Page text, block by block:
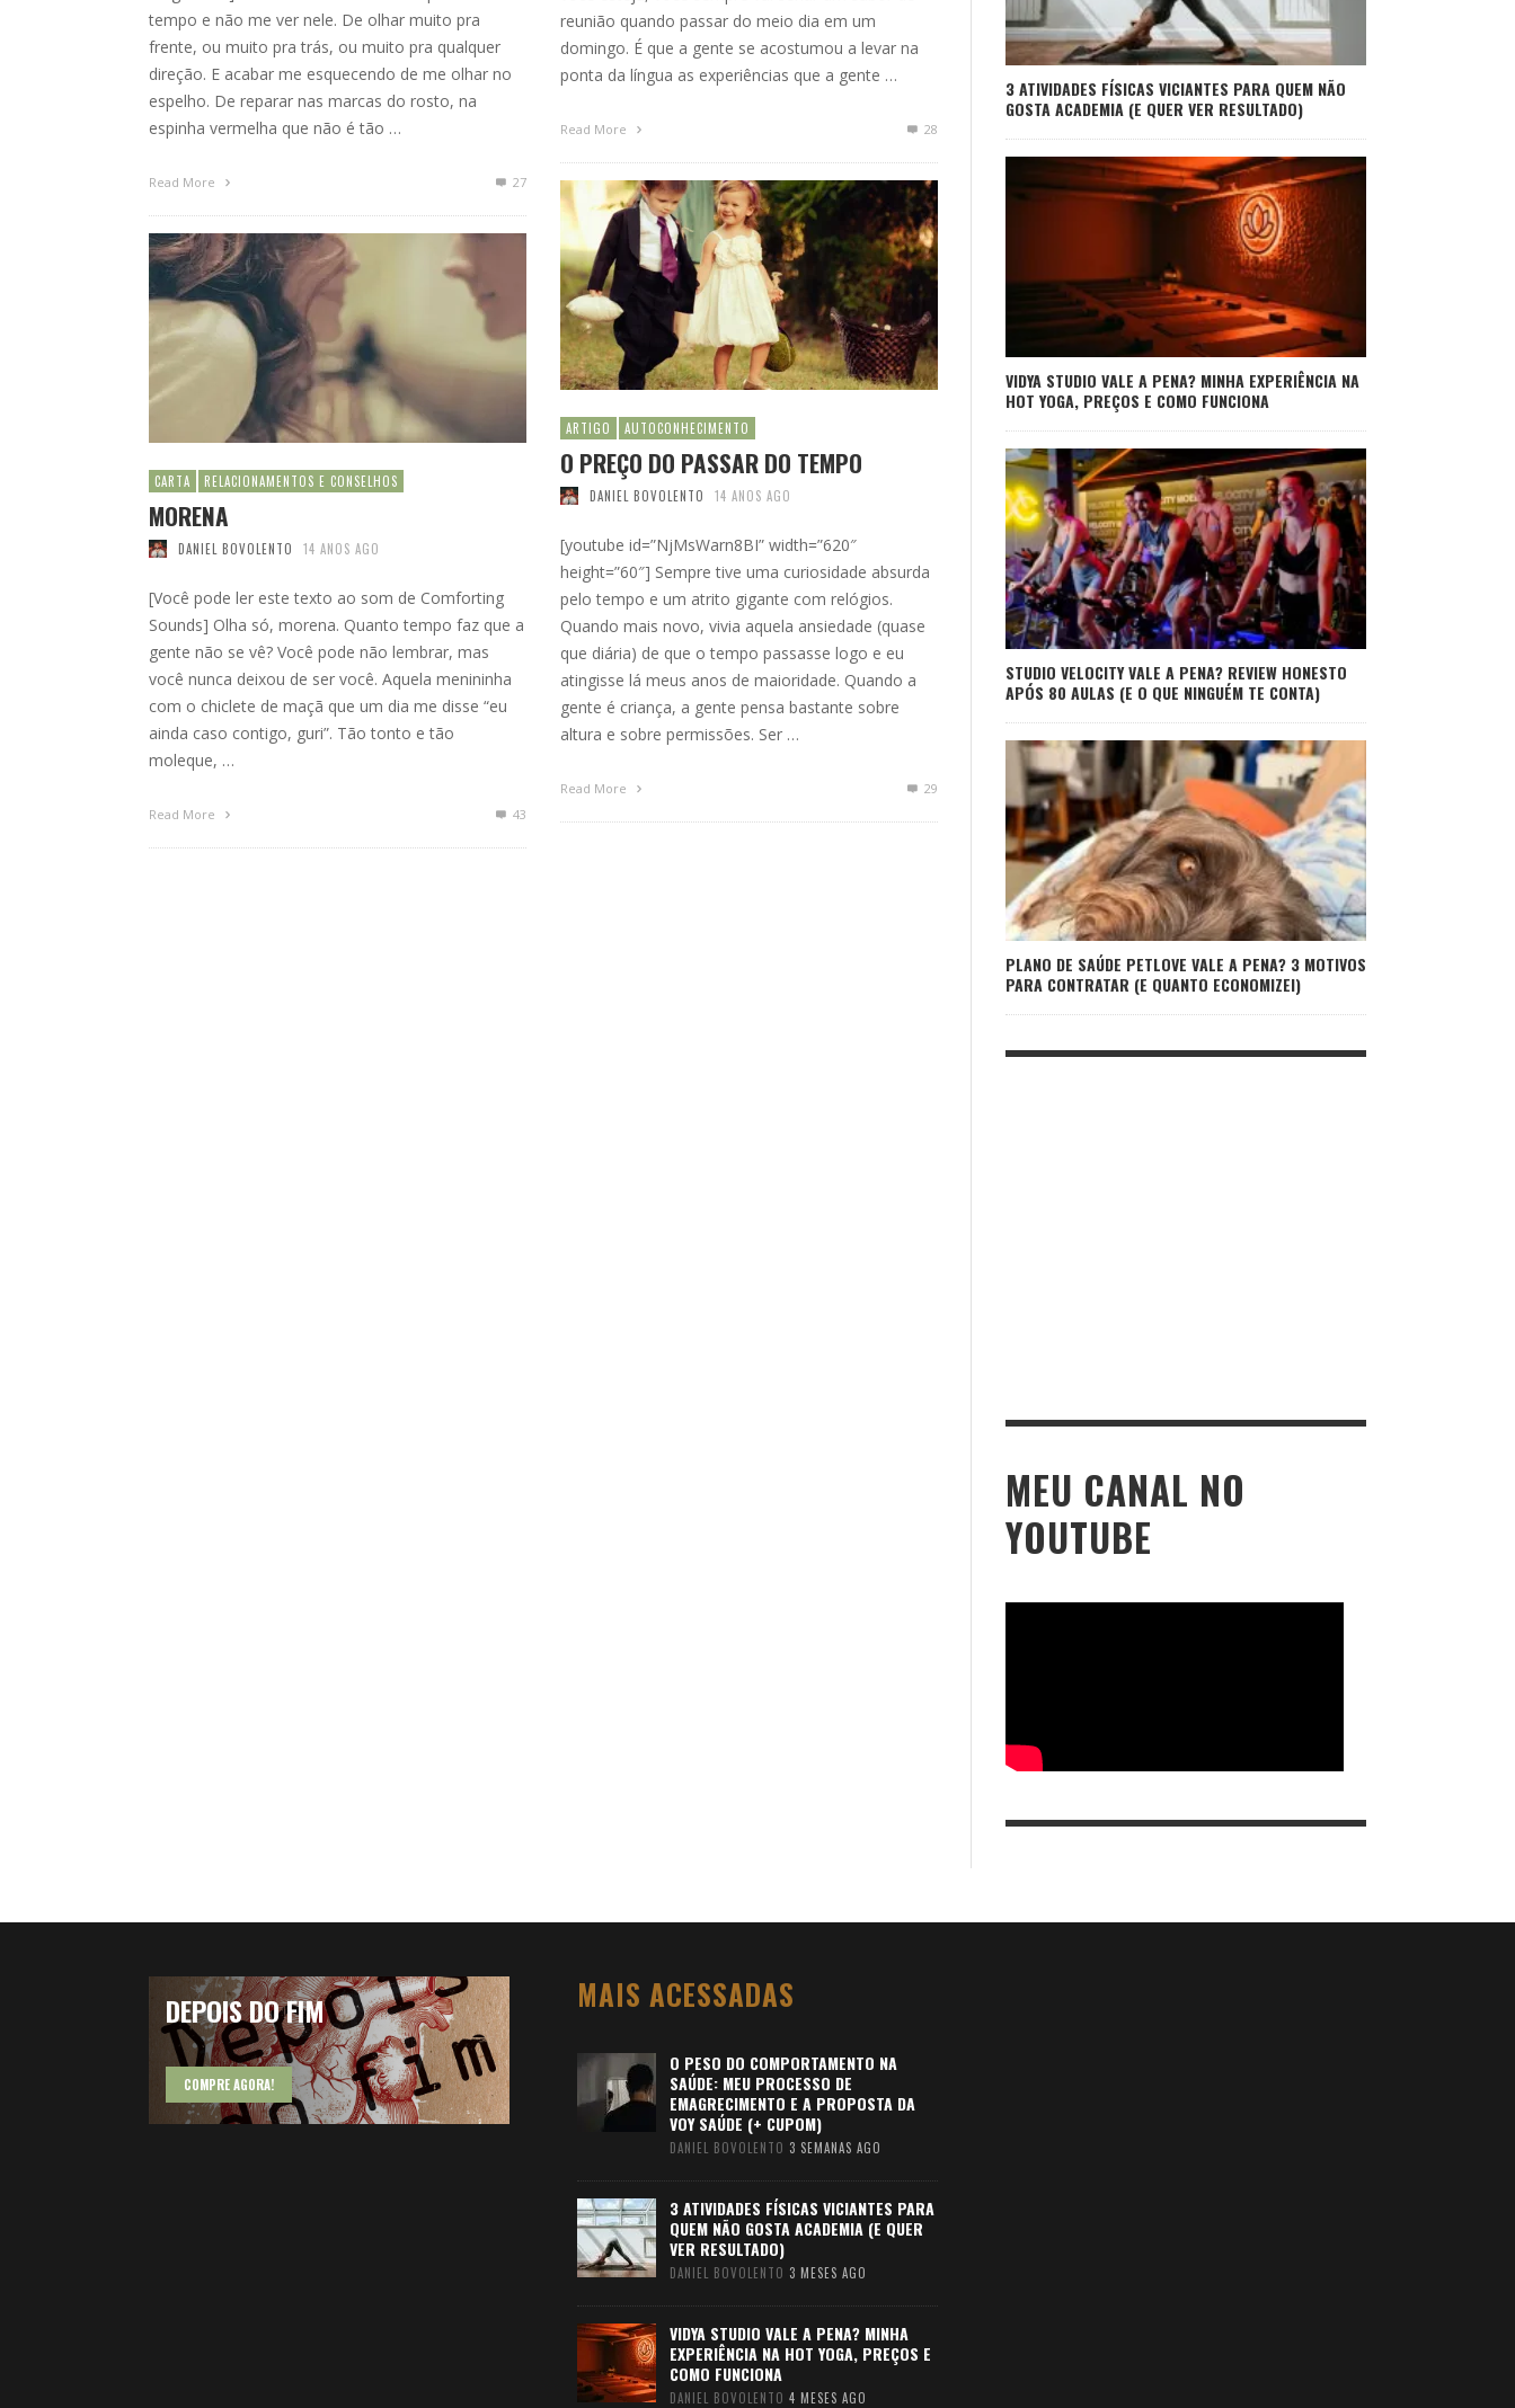
tempo e não me ver nele. De olhar muito pra
frente, ou muito pra trás, ou muito pra qualquer
direção. E acabar me esquecendo de me olhar no
espelho. De reparar nas marcas do rosto, na
espinha vermelha que não é tão …
Read More 27
reunião quando passar do meio dia em um
domingo. É que a gente se acostumou a levar na
ponta da língua as experiências que a gente …
Read More 28
ARTIGO AUTOCONHECIMENTO
O PREÇO DO PASSAR DO TEMPO
DANIEL BOVOLENTO 14 ANOS AGO
[youtube id=”NjMsWarn8BI” width=”620″
height=”60″] Sempre tive uma curiosidade absurda
pelo tempo e um atrito gigante com relógios.
Quando mais novo, vivia aquela ansiedade (quase
que diária) de que o tempo passasse logo e eu
atingisse lá meus anos de maioridade. Quando a
gente é criança, a gente pensa bastante sobre
altura e sobre permissões. Ser …
Read More 29
CARTA RELACIONAMENTOS E CONSELHOS
MORENA
DANIEL BOVOLENTO 14 ANOS AGO
[Você pode ler este texto ao som de Comforting
Sounds] Olha só, morena. Quanto tempo faz que a
gente não se vê? Você pode não lembrar, mas
você nunca deixou de ser você. Aquela menininha
com o chiclete de maçã que um dia me disse “eu
ainda caso contigo, guri”. Tão tonto e tão
moleque, …
Read More 43
3 ATIVIDADES FÍSICAS VICIANTES PARA QUEM NÃO
GOSTA ACADEMIA (E QUER VER RESULTADO)
VIDYA STUDIO VALE A PENA? MINHA EXPERIÊNCIA NA
HOT YOGA, PREÇOS E COMO FUNCIONA
STUDIO VELOCITY VALE A PENA? REVIEW HONESTO
APÓS 80 AULAS (E O QUE NINGUÉM TE CONTA)
PLANO DE SAÚDE PETLOVE VALE A PENA? 3 MOTIVOS
PARA CONTRATAR (E QUANTO ECONOMIZEI)
MEU CANAL NO
YOUTUBE
DEPOIS DO FIM
COMPRE AGORA!
MAIS ACESSADAS
O PESO DO COMPORTAMENTO NA
SAÚDE: MEU PROCESSO DE
EMAGRECIMENTO E A PROPOSTA DA
VOY SAÚDE (+ CUPOM)
DANIEL BOVOLENTO 3 SEMANAS AGO
3 ATIVIDADES FÍSICAS VICIANTES PARA
QUEM NÃO GOSTA ACADEMIA (E QUER
VER RESULTADO)
DANIEL BOVOLENTO 3 MESES AGO
VIDYA STUDIO VALE A PENA? MINHA
EXPERIÊNCIA NA HOT YOGA, PREÇOS E
COMO FUNCIONA
DANIEL BOVOLENTO 4 MESES AGO